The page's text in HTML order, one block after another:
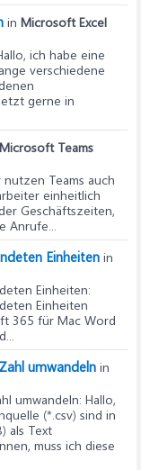
in Microsoft Excel
ich habe eine
verschiedene
gerne in
Microsoft Teams
nutzen Teams auch
einheitlich
Geschäftszeiten,
Anrufe...
Einheiten in
Einheiten:
Einheiten
365 für Mac Word
umwandeln in
umwandeln: Hallo,
(*.csv) sind in
als Text
muss ich diese